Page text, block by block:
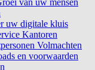
van uw mensen
uw digitale kluis
Kantoren
Volmachten
en voorwaarden